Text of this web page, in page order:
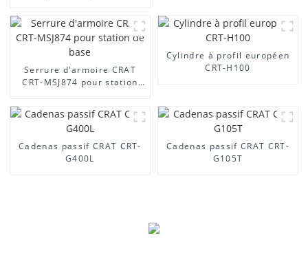
Serrure d'armoire CRAT
CRT-MSJ874 pour station
Cylindre à profil européen
CRT-H100
Cadenas passif CRAT CRT-
G400L
Cadenas passif CRAT CRT-
G105T